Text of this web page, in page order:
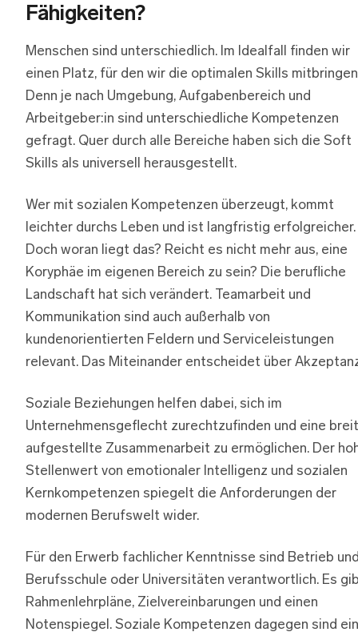
Fähigkeiten?
Menschen sind unterschiedlich. Im Idealfall finden wir
einen Platz, für den wir die optimalen Skills
Denn je nach Umgebung, Aufgabenbereich und
Arbeitgeber:in sind unterschiedliche Kompetenzen
gefragt. Quer durch alle Bereiche haben sich die Soft
Skills als universell herausgestellt.
Wer mit sozialen Kompetenzen überzeugt, kommt
leichter durchs Leben und ist langfristig erfolgreicher.
Doch woran liegt das? Reicht es nicht mehr aus, eine
Koryphäe im eigenen Bereich zu sein? Die berufliche
Landschaft hat sich verändert. Teamarbeit und
Kommunikation sind auch außerhalb von
kundenorientierten Feldern und Serviceleistungen
relevant. Das Miteinander entscheidet über
Soziale Beziehungen helfen dabei, sich im
Unternehmensgeflecht zurechtzufinden und eine breit
aufgestellte Zusammenarbeit zu ermöglichen. Der
Stellenwert von emotionaler Intelligenz und sozialen
Kernkompetenzen spiegelt die Anforderungen der
modernen Berufswelt wider.
Für den Erwerb fachlicher Kenntnisse sind Betrieb
Berufsschule oder Universitäten verantwortlich. Es
Rahmenlehrpläne, Zielvereinbarungen und einen
Notenspiegel. Soziale Kompetenzen dagegen sind